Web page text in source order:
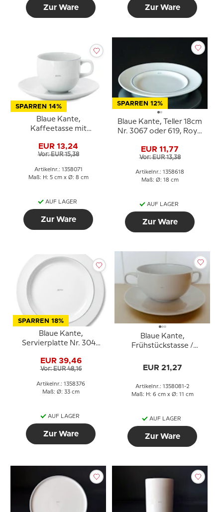
Zur Ware Zur Ware
SPARREN 14%
Blaue Kante,
Kaffeetasse mit
18 cl, Royal Copenhagen
EUR 13,24
Vor: EUR 15,38
Artikelnr.: 1358071
Maß: H: 5 cm x Ø: 8 cm
AUF LAGER
Zur Ware
SPARREN 12%
Blaue Kante, Teller 18cm
Nr. 3067 oder 619, Royal
EUR 11,77
Vor: EUR 13,38
Artikelnr.: 1358618
Maß: Ø: 18 cm
AUF LAGER
Zur Ware
SPARREN 18%
Blaue Kante,
Servierplatte Nr. 3047
Copenhagen
EUR 39,46
Vor: EUR 48,16
Artikelnr.: 1358376
Maß: Ø: 33 cm
AUF LAGER
Zur Ware
Blaue Kante,
Frühstückstasse /
Untertasse, Royal
EUR 21,27
Artikelnr.: 1358081-2
Maß: H: 6 cm x Ø: 11 cm
AUF LAGER
Zur Ware